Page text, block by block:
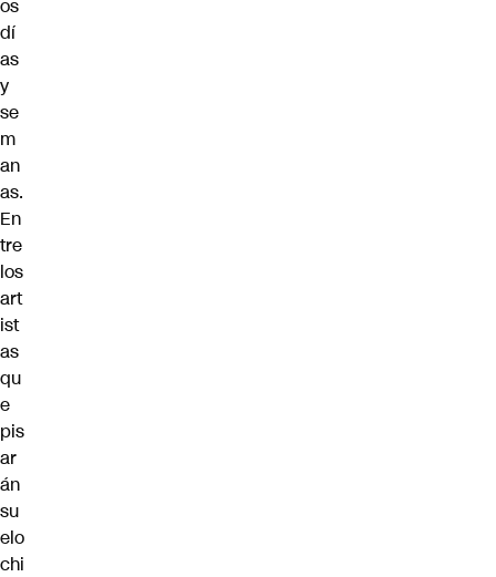
os
dí
as
y
se
m
an
as.
En
tre
los
art
ist
as
qu
e
pis
ar
án
su
elo
chi